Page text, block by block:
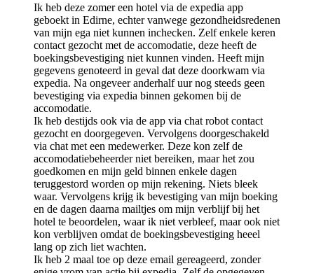
Ik heb deze zomer een hotel via de expedia app
geboekt in Edirne, echter vanwege gezondheidsredenen
van mijn ega niet kunnen inchecken. Zelf enkele keren
contact gezocht met de accomodatie, deze heeft de
boekingsbevestiging niet kunnen vinden. Heeft mijn
gegevens genoteerd in geval dat deze doorkwam via
expedia. Na ongeveer anderhalf uur nog steeds geen
bevestiging via expedia binnen gekomen bij de
accomodatie.
Ik heb destijds ook via de app via chat robot contact
gezocht en doorgegeven. Vervolgens doorgeschakeld
via chat met een medewerker. Deze kon zelf de
accomodatiebeheerder niet bereiken, maar het zou
goedkomen en mijn geld binnen enkele dagen
teruggestord worden op mijn rekening. Niets bleek
waar. Vervolgens krijg ik bevestiging van mijn boeking
en de dagen daarna mailtjes om mijn verblijf bij het
hotel te beoordelen, waar ik niet verbleef, maar ook niet
kon verblijven omdat de boekingsbevestiging heeel
lang op zich liet wachten.
Ik heb 2 maal toe op deze email gereageerd, zonder